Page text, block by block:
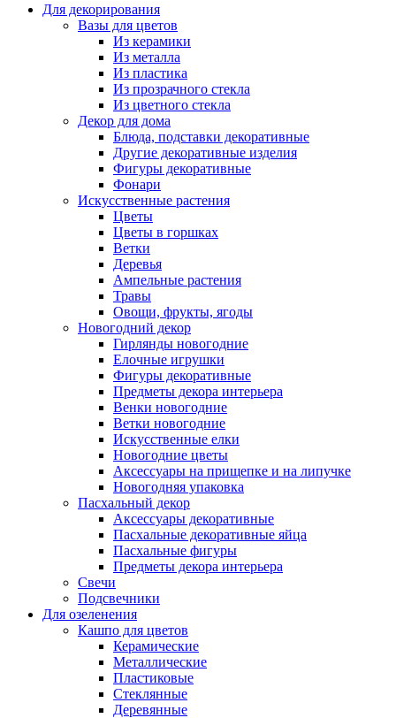
Для декорирования
Вазы для цветов
Из керамики
Из металла
Из пластика
Из прозрачного стекла
Из цветного стекла
Декор для дома
Блюда, подставки декоративные
Другие декоративные изделия
Фигуры декоративные
Фонари
Искусственные растения
Цветы
Цветы в горшках
Ветки
Деревья
Ампельные растения
Травы
Овощи, фрукты, ягоды
Новогодний декор
Гирлянды новогодние
Елочные игрушки
Фигуры декоративные
Предметы декора интерьера
Венки новогодние
Ветки новогодние
Искусственные елки
Новогодние цветы
Аксессуары на прищепке и на липучке
Новогодняя упаковка
Пасхальный декор
Аксессуары декоративные
Пасхальные декоративные яйца
Пасхальные фигуры
Предметы декора интерьера
Свечи
Подсвечники
Для озеленения
Кашпо для цветов
Керамические
Металлические
Пластиковые
Стеклянные
Деревянные